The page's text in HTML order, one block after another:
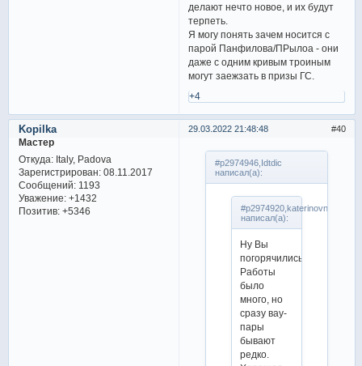
делают нечто новое, и их будут
терпеть.
Я могу понять зачем носится с
парой Панфилова/ПРылоа - они
даже с одним кривым троиным
могут заежзать в призы ГС.
+4
40
29.03.2022 21:48:48
Kopilka
Мастер
Откуда:Italy, Padova
Зарегистрирован: 08.11.2017
Сообщений:1193
Уважение: +1432
Позитив: +5346
#p2974946,Idtdic
написал(а):
#p2974920,katerinovna
написал(а):
Ну Вы
погорячились.
Работы
было
много, но
сразу вау-
пары
бывают
редко.